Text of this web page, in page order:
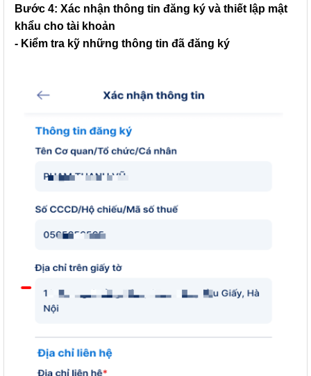
Bước 4: Xác nhận thông tin đăng ký và thiết lập mật
khẩu cho tài khoản
- Kiểm tra kỹ những thông tin đã đăng ký